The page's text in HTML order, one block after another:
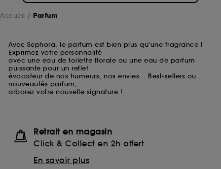
Accueil Parfum
Avec Sephora, le parfum est bien plus qu'une fragrance !
Exprimez votre personnalité
avec une eau de toilette florale ou une eau de parfum
puissante pour un reflet
évocateur de nos humeurs, nos envies... Best-sellers ou
nouveautés parfum,
arborez votre nouvelle signature !
Retrait en magasin
Click & Collect en 2h offert
En savoir plus